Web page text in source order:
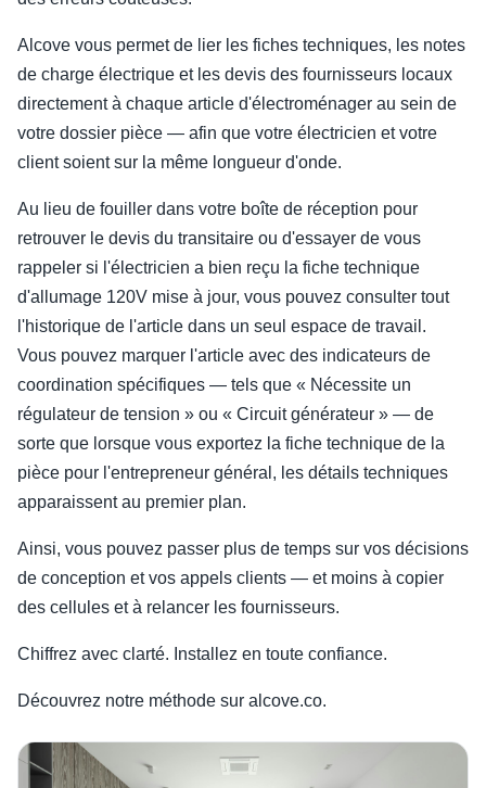
Alcove vous permet de lier les fiches techniques, les notes
de charge électrique et les devis des fournisseurs locaux
directement à chaque article d'électroménager au sein de
votre dossier pièce — afin que votre électricien et votre
client soient sur la même longueur d'onde.
Au lieu de fouiller dans votre boîte de réception pour
retrouver le devis du transitaire ou d'essayer de vous
rappeler si l'électricien a bien reçu la fiche technique
d'allumage 120V mise à jour, vous pouvez consulter tout
l'historique de l'article dans un seul espace de travail.
Vous pouvez marquer l'article avec des indicateurs de
coordination spécifiques — tels que « Nécessite un
régulateur de tension » ou « Circuit générateur » — de
sorte que lorsque vous exportez la fiche technique de la
pièce pour l'entrepreneur général, les détails techniques
apparaissent au premier plan.
Ainsi, vous pouvez passer plus de temps sur vos décisions
de conception et vos appels clients — et moins à copier
des cellules et à relancer les fournisseurs.
Chiffrez avec clarté. Installez en toute confiance.
Découvrez notre méthode sur alcove.co.